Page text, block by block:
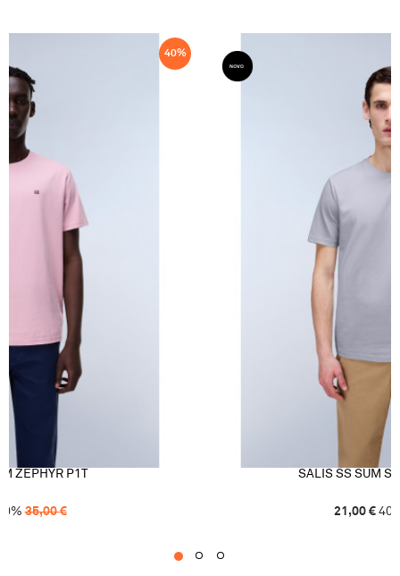
40%
ZEPHYR P1T
% 35,00€
SALIS SS SUM
21,00 € 40